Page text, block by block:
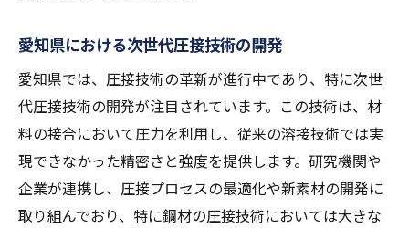
愛知県における次世代圧接技術の開発
愛知県では、圧接技術の革新が進行中であり、特に次世
代圧接技術の開発が注目されています。この技術は、材
料の接合において圧力を利用し、従来の溶接技術では実
現できなかった精密さと強度を提供します。研究機関や
企業が連携し、圧接プロセスの最適化や新素材の開発に
取り組んでおり、特に鋼材の圧接技術においては大きな